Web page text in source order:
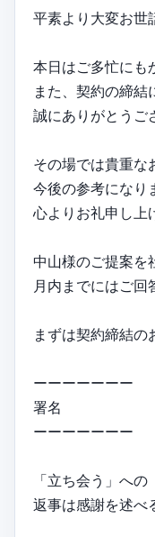
平素より大変お世
本日はご多忙にも
また、契約の締結
誠にありがとうご
その場では貴重な
今後の参考になり
心よりお礼申し上
中山様のご提案を
月内までにはご回
まずは契約締結の
ーーーーーーー
署名
ーーーーーーー
「立ち会う」への
返事は感謝を述べ